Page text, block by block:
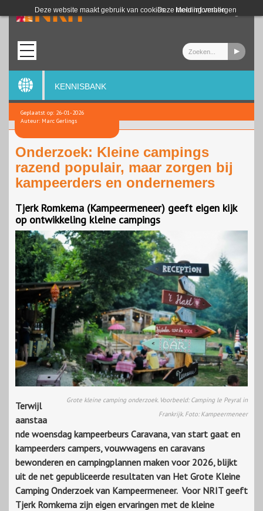
Deze website maakt gebruik van cookies. Meer informatie
Deze melding verbergen
Login
KENNISBANK
Geplaatst op: 26-01-2026
Auteur: Marc Gerlings
Onderzoek: Kleine campings
razend populair, maar zorgen bij
kampeerders en ondernemers
Tjerk Romkema (Kampeermeneer) geeft eigen kijk
op ontwikkeling kleine campings
Grote kleine camping onderzoek. Voorbeeld: Camping le Peyral in
Frankrijk. Foto: Kampeermeneer
Terwijl
aanstaa
nde woensdag kampeerbeurs Caravana, van start gaat en
kampeerders campers, vouwwagens en caravans
bewonderen en campingplannen maken voor 2026, blijkt
uit de net gepubliceerde resultaten van Het Grote Kleine
Camping Onderzoek van Kampeermeneer. Voor NRIT geeft
Tjerk Romkema zijn eigen ervaringen met de kleine